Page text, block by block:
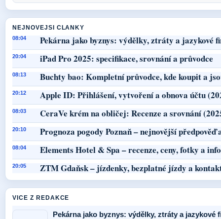
NEJNOVEJSI CLANKY
08:04 Pekárna jako byznys: výdělky, ztráty a jazykové
20:04 iPad Pro 2025: specifikace, srovnání a průvodce
08:13 Buchty bao: Kompletní průvodce, kde koupit a
20:12 Apple ID: Přihlášení, vytvoření a obnova účtu
08:03 CeraVe krém na obličej: Recenze a srovnání
20:10 Prognoza pogody Poznaň – nejnovější předpověď
08:04 Elements Hotel & Spa – recenze, ceny, fotky a
20:05 ZTM Gdaňsk – jízdenky, bezplatné jízdy a
VICE Z REDAKCE
Pekárna jako byznys: výdělky, ztráty a jazykové